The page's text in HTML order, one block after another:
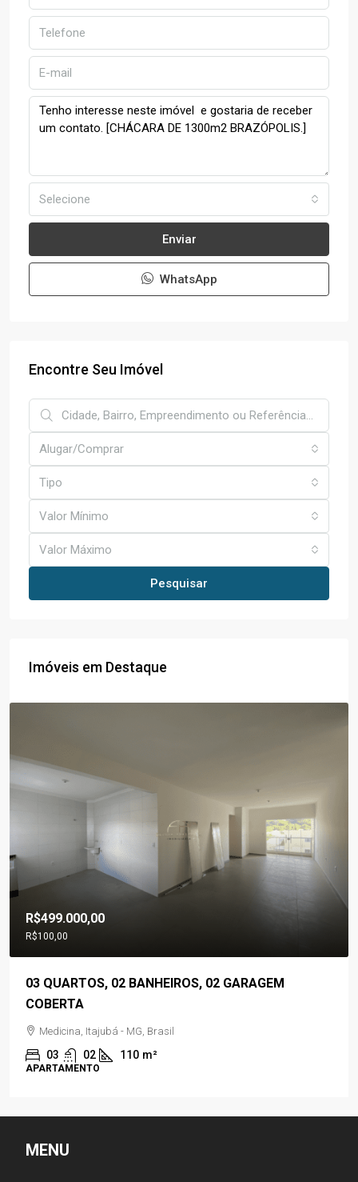
Selecione
Enviar
WhatsApp
Encontre Seu Imóvel
Alugar/Comprar
Tipo
Valor Mínimo
Valor Máximo
Pesquisar
Imóveis em Destaque
R$499.000,00
R$100,00
03 QUARTOS, 02 BANHEIROS, 02 GARAGEM
COBERTA
Medicina, Itajubá - MG, Brasil
03 02 110 m²
APARTAMENTO
MENU